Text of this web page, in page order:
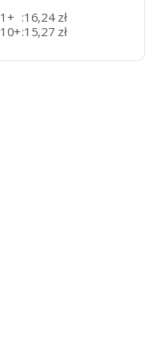
1+ :16,24 zł
10+:15,27 zł